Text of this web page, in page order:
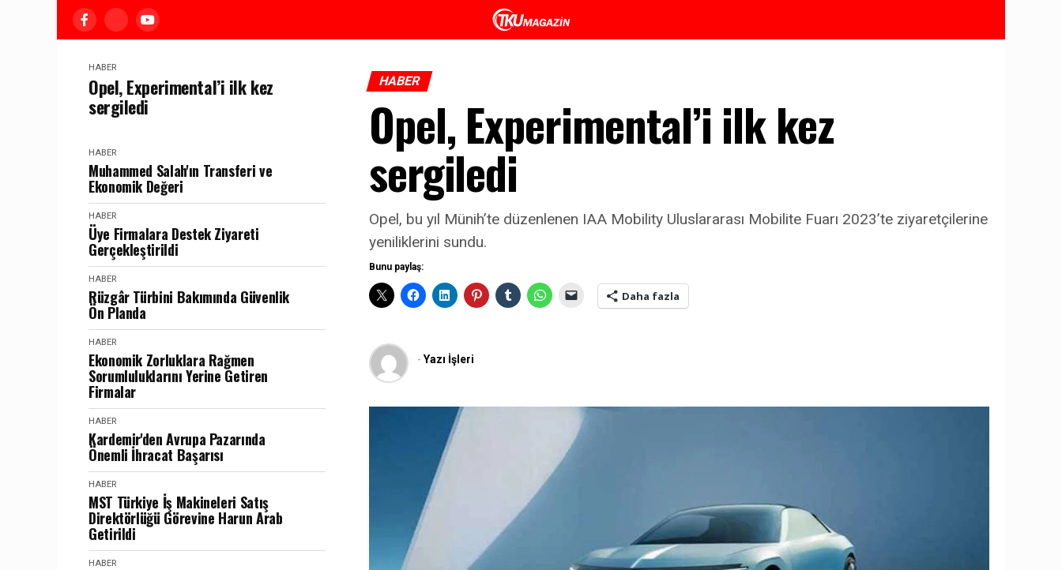
HABER
Opel, Experimental’i ilk kez
sergiledi
HABER
Muhammed Salah'ın Transferi ve
Ekonomik Değeri
HABER
Üye Firmalara Destek Ziyareti
Gerçekleştirildi
HABER
Rüzgâr Türbini Bakımında Güvenlik
Ön Planda
HABER
Ekonomik Zorluklara Rağmen
Sorumluluklarını Yerine Getiren
Firmalar
HABER
Kardemir'den Avrupa Pazarında
Önemli İhracat Başarısı
HABER
MST Türkiye İş Makineleri Satış
Direktörlüğü Görevine Harun Arab
Getirildi
HABER
HABER
Opel, Experimental’i ilk kez
sergiledi
Opel, bu yıl Münih’te düzenlenen IAA Mobility Uluslararası Mobilite Fuarı 2023’te ziyaretçilerine
yeniliklerini sundu.
Bunu paylaş:
Daha fazla
- Yazı İşleri